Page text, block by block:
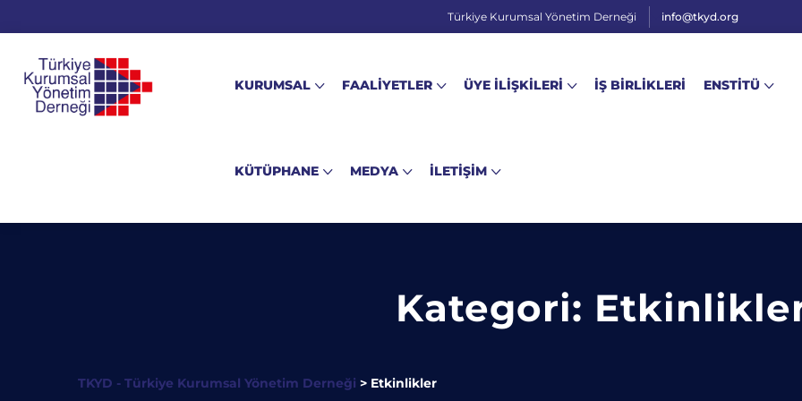
Türkiye Kurumsal Yönetim Derneği info@tkyd.org
KURUMSAL FAALİYETLER ÜYE İLİŞKİLERİ İŞ BİRLİKLERİ ENSTİTÜ
KÜTÜPHANE MEDYA İLETİŞİM
Kategori:
TKYD - Türkiye Kurumsal Yönetim Derneği > Etkinlikler